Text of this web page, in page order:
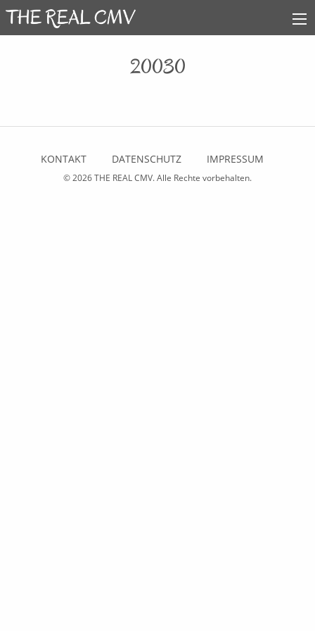
20030
KONTAKT DATENSCHUTZ IMPRESSUM
© 2026THE REAL CMV. Alle Rechte vorbehalten.